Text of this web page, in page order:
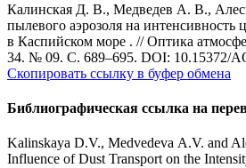
Калинская Д. В., Медведев А. В.,
пылевого аэрозоля на интенсивность
в Каспийском море . // Оптика
34. № 09. С. 689–695. DOI: 10.15372/
Скопировать ссылку в буфер обмена
Библиографическая ссылка на
Kalinskaya D.V., Medvedeva A.V. and
Influence of Dust Transport on the